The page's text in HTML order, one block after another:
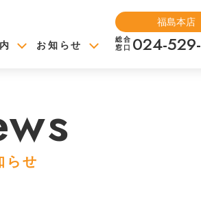
お知らせ
福島本店
総合
窓口 024-
らせ